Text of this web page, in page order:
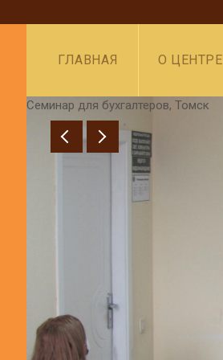
ГЛАВНАЯ О ЦЕНТРЕ
Семинар для бухгалтеров, Томск